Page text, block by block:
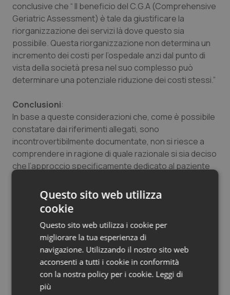
conclusive che “ Il beneficio del C.G.A (Comprehensive
Geriatric Assessment) è tale da giustificare la
riorganizzazione dei servizi là dove questo sia
possibile. Questa riorganizzazione non determina un
incremento dei costi per l’ospedale anzi dal punto di
vista della società presa nel suo complesso può
determinare una potenziale riduzione dei costi stessi.”
Conclusioni:
In base a queste considerazioni che, come è possibile
constatare dai riferimenti allegati, sono
incontrovertibilmente documentate, non si riesce a
comprendere in ragione di quale razionale si sia deciso
che l’approccio specificamente dedicato al paziente
C.G.A/Comprehensive Geriatric Assessment) sia
rappresentato negli ospedali in un numero che viene
confinato a soli 20 letti per bacini d’utenza tra i 400.000
e gli 800.000 abitanti e non si sia proceduto invece a
riconvertire,là dove questo sia possibile, risorse
generalistiche (Medicina Interna, in letteratura
usualcare) ridondanti e non più giustificate dall’attuale
andamento demografico ed epidemiologico in risorse
specificamente dedicate al paziente anziano.
Questo sito web utilizza
cookie
Questo sito web utilizza i cookie per
migliorare la tua esperienza di
navigazione. Utilizzando il nostro sito web
acconsenti a tutti i cookie in conformità
con la nostra policy per i cookie. Leggi di
più